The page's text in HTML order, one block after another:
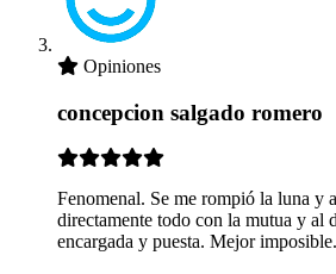
Opiniones
concepcion salgado romero
Fenomenal. Se me rompió la luna y
directamente todo con la mutua y al
encargada y puesta. Mejor imposible.